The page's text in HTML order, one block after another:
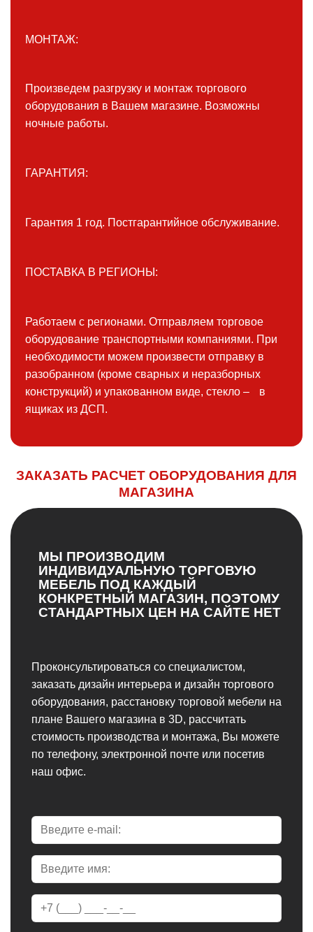
МОНТАЖ:
Произведем разгрузку и монтаж торгового
оборудования в Вашем магазине. Возможны
ночные работы.
ГАРАНТИЯ:
Гарантия 1 год. Постгарантийное обслуживание.
ПОСТАВКА В РЕГИОНЫ:
Работаем с регионами. Отправляем торговое
оборудование транспортными компаниями. При
необходимости можем произвести отправку в
разобранном (кроме сварных и неразборных
конструкций) и упакованном виде, стекло – в
ящиках из ДСП.
ЗАКАЗАТЬ РАСЧЕТ ОБОРУДОВАНИЯ ДЛЯ
МАГАЗИНА
МЫ ПРОИЗВОДИМ
ИНДИВИДУАЛЬНУЮ ТОРГОВУЮ
МЕБЕЛЬ ПОД КАЖДЫЙ
КОНКРЕТНЫЙ МАГАЗИН, ПОЭТОМУ
СТАНДАРТНЫХ ЦЕН НА САЙТЕ НЕТ
Проконсультироваться со специалистом,
заказать дизайн интерьера и дизайн торгового
оборудования, расстановку торговой мебели на
плане Вашего магазина в 3D, рассчитать
стоимость производства и монтажа, Вы можете
по телефону, электронной почте или посетив
наш офис.